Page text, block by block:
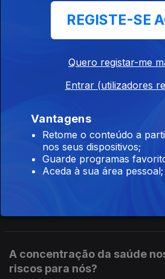
O que vai mudar para
O Governo aprovou uma reforma do
rendas antigas de inquilinos com
ser descongeladas e aumentar.
Vem aí uma nova onda de
combustíveis?
A concentração da saúde
riscos para nós?
REGISTE-SE
Quero registar-me
Entrar (utilizadores
Vantagens
Retome o conteúdo a
nos seus dispositivos;
Guarde programas
Aceda à sua área pessoal;